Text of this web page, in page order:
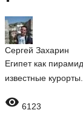
Сергей Захарин
Египет как
известные
 6123